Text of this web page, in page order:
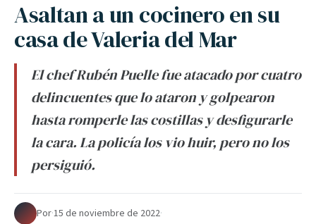
Asaltan a un cocinero en su
casa de Valeria del Mar
El chef Rubén Puelle fue atacado por cuatro
delincuentes que lo ataron y golpearon
hasta romperle las costillas y desfigurarle
la cara. La policía los vio huir, pero no los
persiguió.
Por·15 de noviembre de 2022·